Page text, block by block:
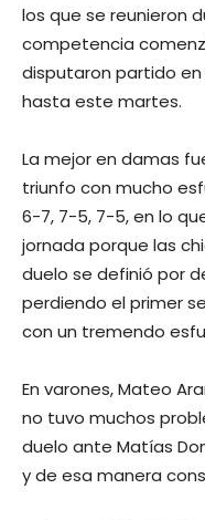
los que se reunieron
competencia
disputaron partido
hasta este martes.
La mejor en damas
triunfo con mucho
6-7, 7-5, 7-5, en lo
jornada porque las
duelo se definió por
perdiendo el primer
con un tremendo
En varones, Mateo
no tuvo muchos
duelo ante Matías
y de esa manera